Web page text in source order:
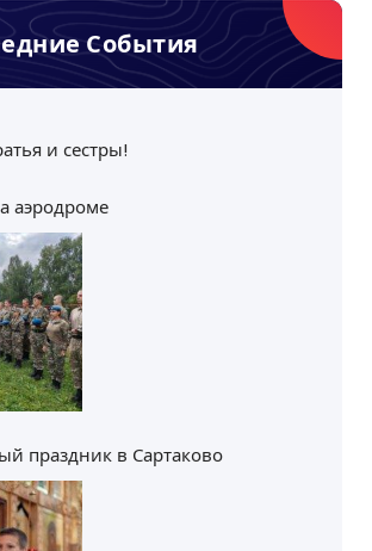
События
и сестры!
аэродроме
праздник в Сартаково